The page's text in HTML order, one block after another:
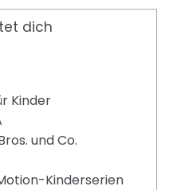
dich
Kinder
und Co.
Kinderserien